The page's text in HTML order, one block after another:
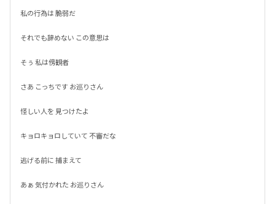
私の行為は 脆弱だ
それでも辞めない この意思は
そぅ 私は傍観者
さあ こっちです お巡りさん
怪しい人を 見つけたよ
キョロキョロしていて 不審だな
逃げる前に 捕まえて
あぁ 気付かれた お巡りさん